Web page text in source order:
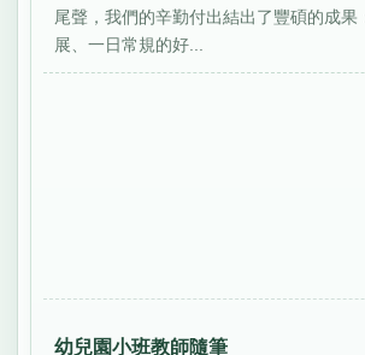
尾聲，我們的辛勤付出結出了豐碩的成果
展、一日常規的好...
幼兒園小班教師隨筆